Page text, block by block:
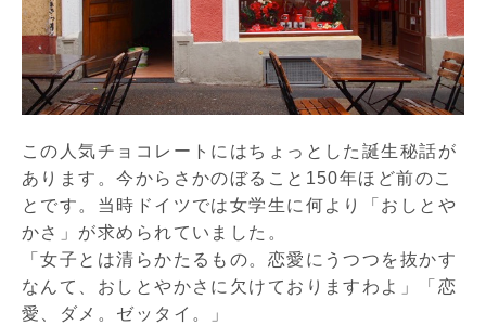
この人気チョコレートにはちょっとした誕生秘話が
あります。今からさかのぼること150年ほど前のこ
とです。当時ドイツでは女学生に何より「おしとや
かさ」が求められていました。
「女子とは清らかたるもの。恋愛にうつつを抜かす
なんて、おしとやかさに欠けておりますわよ」「恋
愛、ダメ。ゼッタイ。」